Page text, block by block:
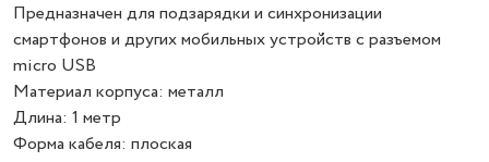
Предназначен для подзарядки и синхронизации
смартфонов и других мобильных устройств с разъемом
micro USB
Материал корпуса: металл
Длина: 1 метр
Форма кабеля: плоская